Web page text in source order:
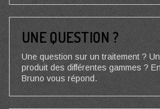
UNE QUESTION ?
Une question sur un traitement ?
produit des différentes gammes ?
Bruno vous répond.